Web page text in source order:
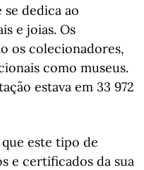
se dedica ao
e joias. Os
os colecionadores,
como museus.
estava em 33 972
este tipo de
e certificados da sua